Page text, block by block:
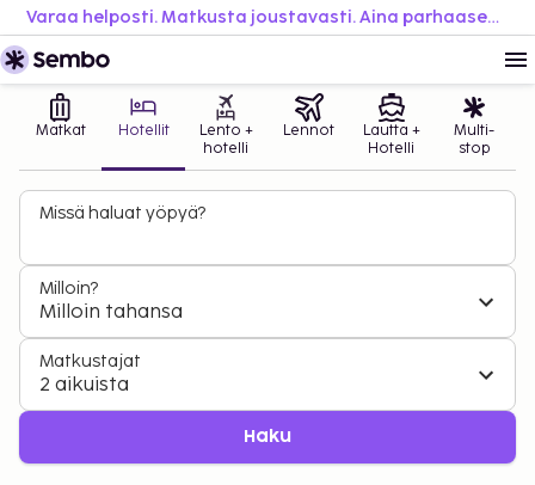
Varaa helposti. Matkusta joustavasti. Aina parhaaseen hintaan.
Matkat Hotellit
Lento +
hotelli
Lennot
Lautta +
Hotelli
Multi-
stop
Missä haluat yöpyä?
Milloin?
Milloin tahansa
Matkustajat
2 aikuista
Haku